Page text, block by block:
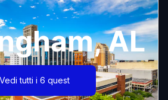
AL
Vedi tutti i 6 quest